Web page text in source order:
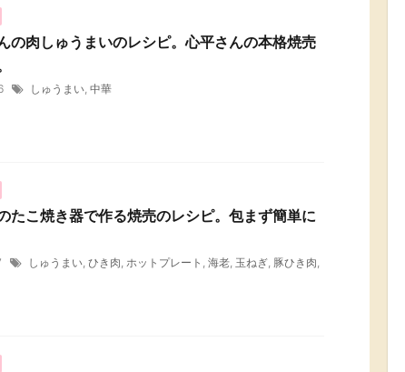
の肉しゅうまいのレシピ。心平さんの本格焼売
しゅうまい, 中華
たこ焼き器で作る焼売のレシピ。包まず簡単に
しゅうまい ひき肉 ホットプレート 海老 玉ねぎ 豚ひき肉